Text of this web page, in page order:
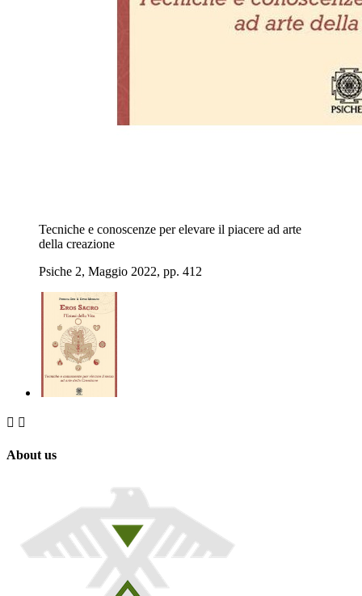
Tecniche e conoscenze per elevare il piacere ad arte
della creazione
Psiche 2, Maggio 2022, pp. 412
 
About us